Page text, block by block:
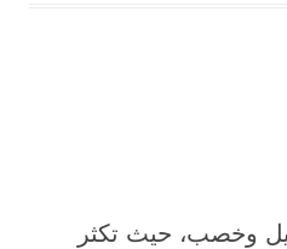
وخصب، حيث تكثر